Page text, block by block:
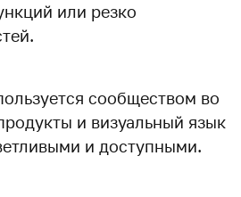
или резко
сообществом во
и визуальный язык
и доступными.